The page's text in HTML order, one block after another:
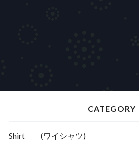
CATEGORY
Shirt (ワイシャツ)